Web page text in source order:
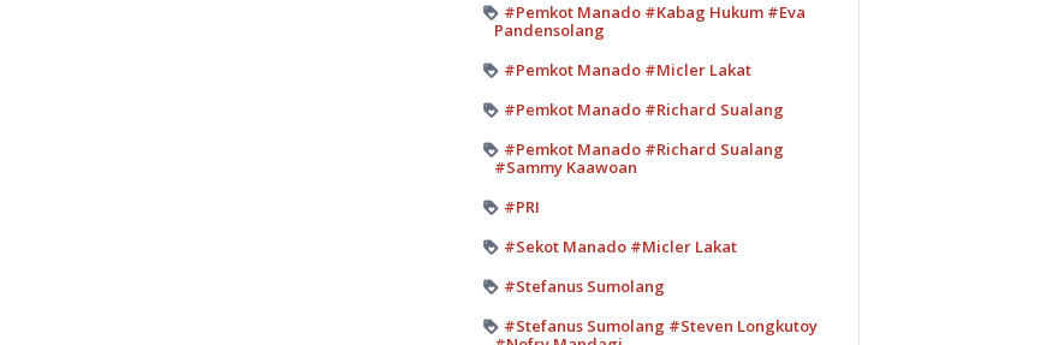
#Pemkot Manado #Kabag Hukum #Eva
Pandensolang
#Pemkot Manado #Micler Lakat
#Pemkot Manado #Richard Sualang
#Pemkot Manado #Richard Sualang
#Sammy Kaawoan
#PRI
#Sekot Manado #Micler Lakat
#Stefanus Sumolang
#Stefanus Sumolang #Steven Longkutoy